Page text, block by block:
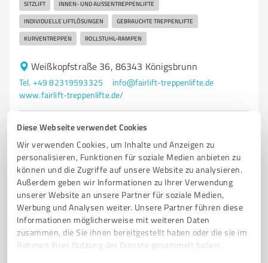
Diese Webseite verwendet Cookies
Wir verwenden Cookies, um Inhalte und Anzeigen zu
personalisieren, Funktionen für soziale Medien anbieten zu
können und die Zugriffe auf unsere Website zu analysieren.
Außerdem geben wir Informationen zu Ihrer Verwendung
unserer Website an unsere Partner für soziale Medien,
Werbung und Analysen weiter. Unsere Partner führen diese
Informationen möglicherweise mit weiteren Daten
zusammen, die Sie ihnen bereitgestellt haben oder die sie im
Rahmen Ihrer Nutzung der Dienste gesammelt haben.
SITZLIFT INNEN- UND AUSSENTREPPENLIFTE
INDIVIDUELLE LIFTLÖSUNGEN GEBRAUCHTE TREPPENLIFTE
KURVENTREPPEN ROLLSTUHL-RAMPEN
Weißkopfstraße 36, 86343 Königsbrunn
Tel. +49 82319593325
info@fairlift-treppenlifte.de
www.fairlift-treppenlifte.de/
0,00 / 5,00
Nicht bewertet 0